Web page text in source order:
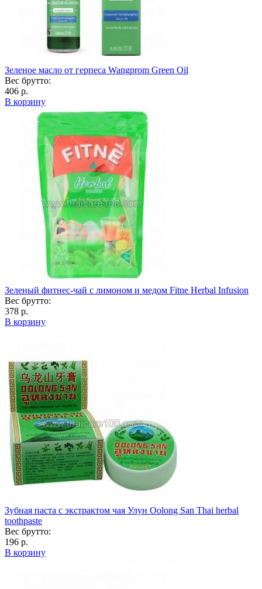
Зеленое масло от герпеса Wangprom Green Oil
Вес брутто:
406 р.
В корзину
Зеленый фитнес-чай с лимоном и медом Fitne Herbal Infusion
Вес брутто:
378 р.
В корзину
Зубная паста с экстрактом чая Улун Oolong San Thai herbal
toothpaste
Вес брутто:
196 р.
В корзину